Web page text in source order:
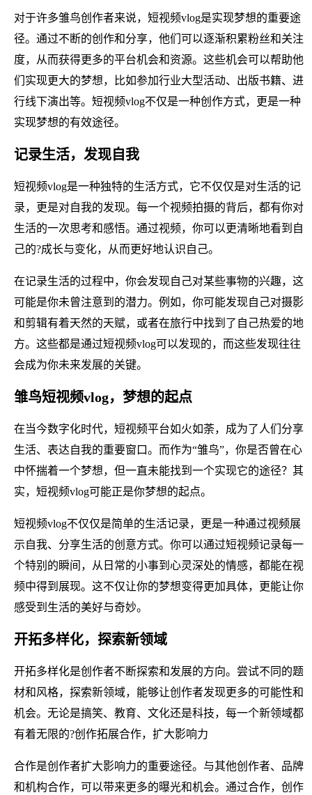
对于许多雏鸟创作者来说，短视频vlog是实现梦想的重要途
径。通过不断的创作和分享，他们可以逐渐积累粉丝和关注
度，从而获得更多的平台机会和资源。这些机会可以帮助他
们实现更大的梦想，比如参加行业大型活动、出版书籍、进
行线下演出等。短视频vlog不仅是一种创作方式，更是一种
实现梦想的有效途径。
记录生活，发现自我
短视频vlog是一种独特的生活方式，它不仅仅是对生活的记
录，更是对自我的发现。每一个视频拍摄的背后，都有你对
生活的一次思考和感悟。通过视频，你可以更清晰地看到自
己的?成长与变化，从而更好地认识自己。
在记录生活的过程中，你会发现自己对某些事物的兴趣，这
可能是你未曾注意到的潜力。例如，你可能发现自己对摄影
和剪辑有着天然的天赋，或者在旅行中找到了自己热爱的地
方。这些都是通过短视频vlog可以发现的，而这些发现往往
会成为你未来发展的关键。
雏鸟短视频vlog，梦想的起点
在当今数字化时代，短视频平台如火如荼，成为了人们分享
生活、表达自我的重要窗口。而作为“雏鸟”，你是否曾在心
中怀揣着一个梦想，但一直未能找到一个实现它的途径？其
实，短视频vlog可能正是你梦想的起点。
短视频vlog不仅仅是简单的生活记录，更是一种通过视频展
示自我、分享生活的创意方式。你可以通过短视频记录每一
个特别的瞬间，从日常的小事到心灵深处的情感，都能在视
频中得到展现。这不仅让你的梦想变得更加具体，更能让你
感受到生活的美好与奇妙。
开拓多样化，探索新领域
开拓多样化是创作者不断探索和发展的方向。尝试不同的题
材和风格，探索新领域，能够让创作者发现更多的可能性和
机会。无论是搞笑、教育、文化还是科技，每一个新领域都
有着无限的?创作拓展合作，扩大影响力
合作是创作者扩大影响力的重要途径。与其他创作者、品牌
和机构合作，可以带来更多的曝光和机会。通过合作，创作